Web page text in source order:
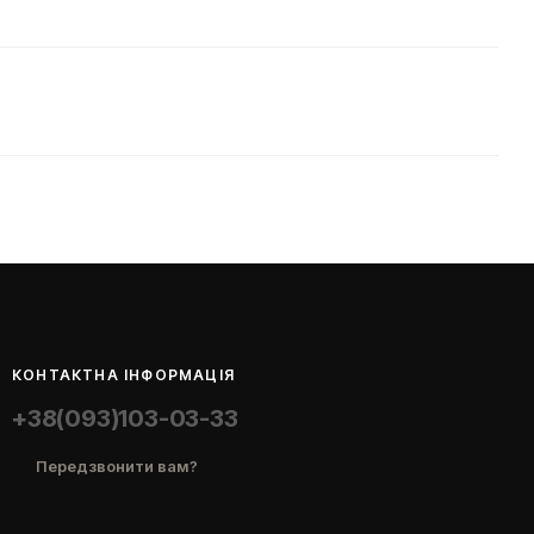
КОНТАКТНА ІНФОРМАЦІЯ
+38(093)103-03-33
Передзвонити вам?